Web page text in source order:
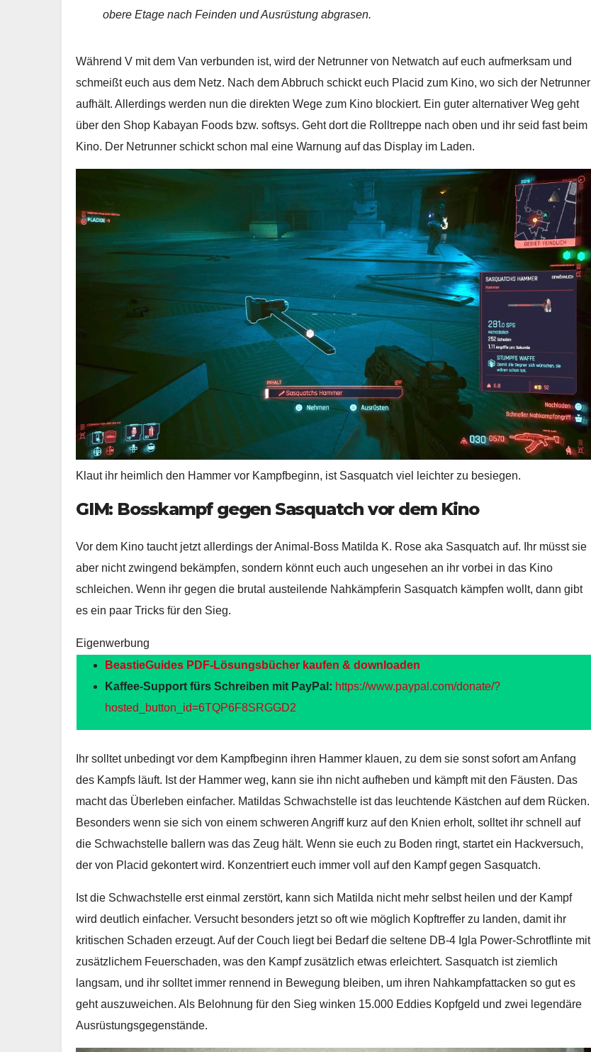
obere Etage nach Feinden und Ausrüstung abgrasen.
Während V mit dem Van verbunden ist, wird der Netrunner von Netwatch auf euch aufmerksam und
schmeißt euch aus dem Netz. Nach dem Abbruch schickt euch Placid zum Kino, wo sich der Netrunner
aufhält. Allerdings werden nun die direkten Wege zum Kino blockiert. Ein guter alternativer Weg geht
über den Shop Kabayan Foods bzw. softsys. Geht dort die Rolltreppe nach oben und ihr seid fast beim
Kino. Der Netrunner schickt schon mal eine Warnung auf das Display im Laden.
Klaut ihr heimlich den Hammer vor Kampfbeginn, ist Sasquatch viel leichter zu besiegen.
GIM: Bosskampf gegen Sasquatch vor dem Kino
Vor dem Kino taucht jetzt allerdings der Animal-Boss Matilda K. Rose aka Sasquatch auf. Ihr müsst sie
aber nicht zwingend bekämpfen, sondern könnt euch auch ungesehen an ihr vorbei in das Kino
schleichen. Wenn ihr gegen die brutal austeilende Nahkämpferin Sasquatch kämpfen wollt, dann gibt
es ein paar Tricks für den Sieg.
Eigenwerbung
BeastieGuides PDF-Lösungsbücher kaufen & downloaden
Kaffee-Support fürs Schreiben mit PayPal: https://www.paypal.com/donate/?
hosted_button_id=6TQP6F8SRGGD2
Ihr solltet unbedingt vor dem Kampfbeginn ihren Hammer klauen, zu dem sie sonst sofort am Anfang
des Kampfs läuft. Ist der Hammer weg, kann sie ihn nicht aufheben und kämpft mit den Fäusten. Das
macht das Überleben einfacher. Matildas Schwachstelle ist das leuchtende Kästchen auf dem Rücken.
Besonders wenn sie sich von einem schweren Angriff kurz auf den Knien erholt, solltet ihr schnell auf
die Schwachstelle ballern was das Zeug hält. Wenn sie euch zu Boden ringt, startet ein Hackversuch,
der von Placid gekontert wird. Konzentriert euch immer voll auf den Kampf gegen Sasquatch.
Ist die Schwachstelle erst einmal zerstört, kann sich Matilda nicht mehr selbst heilen und der Kampf
wird deutlich einfacher. Versucht besonders jetzt so oft wie möglich Kopftreffer zu landen, damit ihr
kritischen Schaden erzeugt. Auf der Couch liegt bei Bedarf die seltene DB-4 Igla Power-Schrotflinte mit
zusätzlichem Feuerschaden, was den Kampf zusätzlich etwas erleichtert. Sasquatch ist ziemlich
langsam, und ihr solltet immer rennend in Bewegung bleiben, um ihren Nahkampfattacken so gut es
geht auszuweichen. Als Belohnung für den Sieg winken 15.000 Eddies Kopfgeld und zwei legendäre
Ausrüstungsgegenstände.